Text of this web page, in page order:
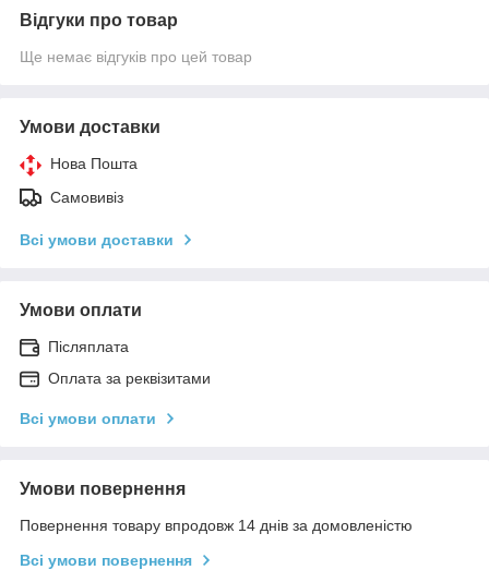
Відгуки про товар
Ще немає відгуків про цей товар
Умови доставки
Нова Пошта
Самовивіз
Всі умови доставки
Умови оплати
Післяплата
Оплата за реквізитами
Всі умови оплати
Умови повернення
Повернення товару впродовж 14 днів за домовленістю
Всі умови повернення